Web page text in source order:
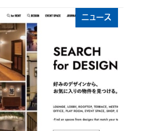
ニュース